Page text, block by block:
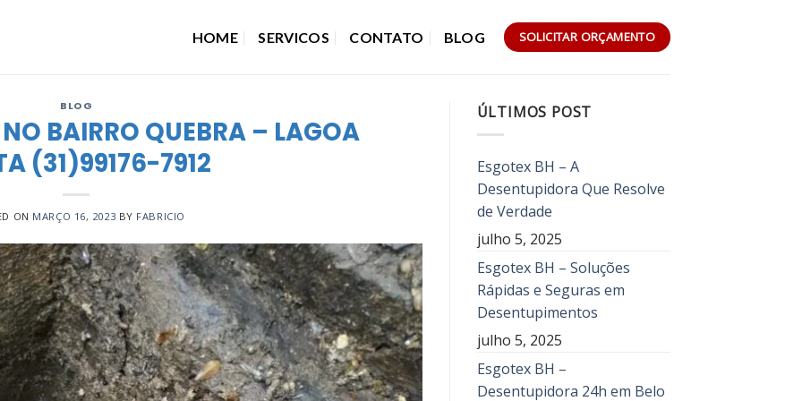
HOME SERVICOS CONTATO BLOG SOLICITAR ORÇAMENTO
BLOG
BAIRRO QUEBRA – LAGOA
(31)99176-7912
ON MARÇO 16, 2023 BY FABRICIO
ÚLTIMOS POST
Esgotex BH – A
Desentupidora Que Resolve
de Verdade
julho 5, 2025
Esgotex BH – Soluções
Rápidas e Seguras em
Desentupimentos
julho 5, 2025
Esgotex BH –
Desentupidora 24h em Belo